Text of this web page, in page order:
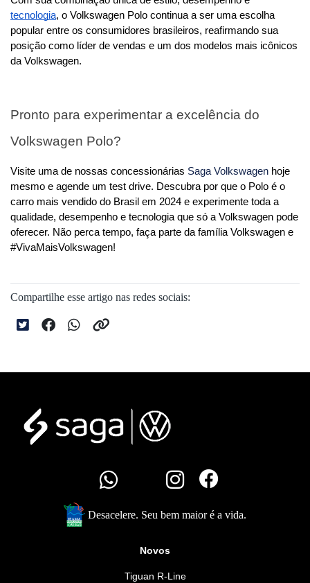
tecnologia, o Volkswagen Polo continua a ser uma escolha
popular entre os consumidores brasileiros, reafirmando sua
posição como líder de vendas e um dos modelos mais icônicos
da Volkswagen.
Pronto para experimentar a excelência do
Volkswagen Polo?
Visite uma de nossas concessionárias Saga Volkswagen hoje
mesmo e agende um test drive. Descubra por que o Polo é o
carro mais vendido do Brasil em 2024 e experimente toda a
qualidade, desempenho e tecnologia que só a Volkswagen pode
oferecer. Não perca tempo, faça parte da família Volkswagen e
#VivaMaisVolkswagen!
Compartilhe esse artigo nas redes sociais:
Desacelere. Seu bem maior é a vida.
Novos
Tiguan R-Line